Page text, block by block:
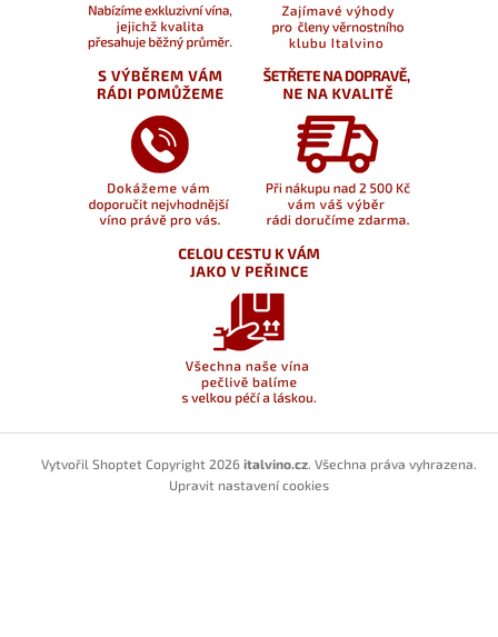
Vytvořil Shoptet Copyright 2026 italvino.cz. Všechna práva vyhrazena.
Upravit nastavení cookies